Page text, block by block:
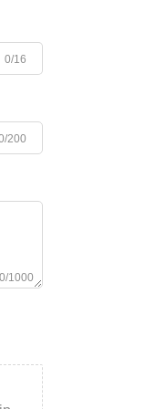
0/16
200
0/1000